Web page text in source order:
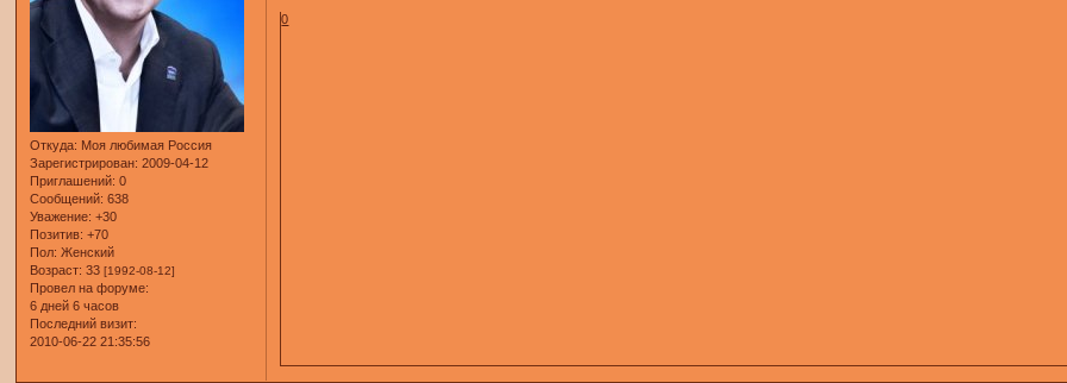
Откуда: Моя любимая Россия
Зарегистрирован: 2009-04-12
Приглашений: 0
Сообщений: 638
Уважение: +30
Позитив: +70
Пол: Женский
Возраст: 33[1992-08-12]
Провел на форуме:
6 дней 6 часов
Последний визит:
2010-06-22 21:35:56
0